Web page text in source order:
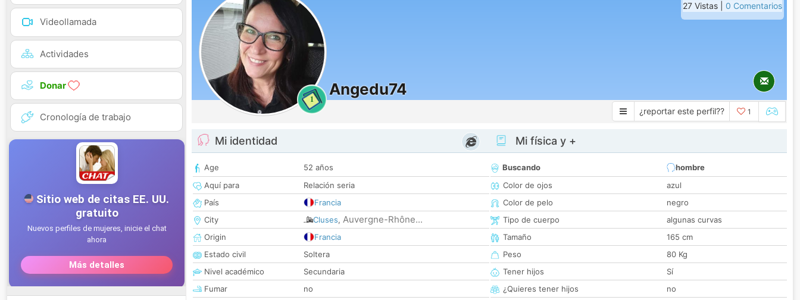
Videollamada
Actividades
Donar
Cronología de trabajo
1
Angedu74
27 Vistas | 0 Comentarios
¿reportar este perfil?? 1
Mi identidad
Age
52 años
Aquí para
Relación seria
País
Francia
City
Cluses, Auvergne-Rhône...
Origin
Francia
Estado civil
Soltera
Nivel académico
Secundaria
Fumar
no
Mi física y +
Buscando
hombre
Color de ojos
azul
Color de pelo
negro
Tipo de cuerpo
algunas curvas
Tamaño
165 cm
Peso
80 Kg
Tener hijos
Sí
¿Quieres tener hijos
no